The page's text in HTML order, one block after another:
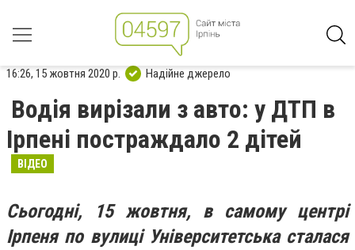
16:26, 15 жовтня 2020 р. Надійне джерело
Водія вирізали з авто: у ДТП в
Ірпені постраждало 2 дітей
ВІДЕО
Сьогодні, 15 жовтня, в самому центрі
Ірпеня по вулиці Університетська сталася